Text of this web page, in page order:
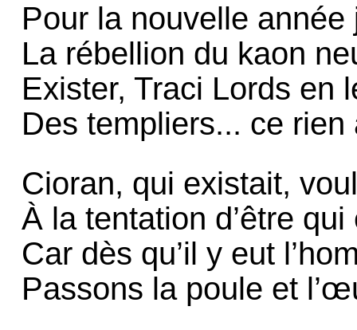
Pour la nouvelle
La rébellion du kaon
Exister, Traci Lords en
Des templiers... ce rien
Cioran, qui existait,
À la tentation d’être qui
Car dès qu’il y eut
Passons la poule et